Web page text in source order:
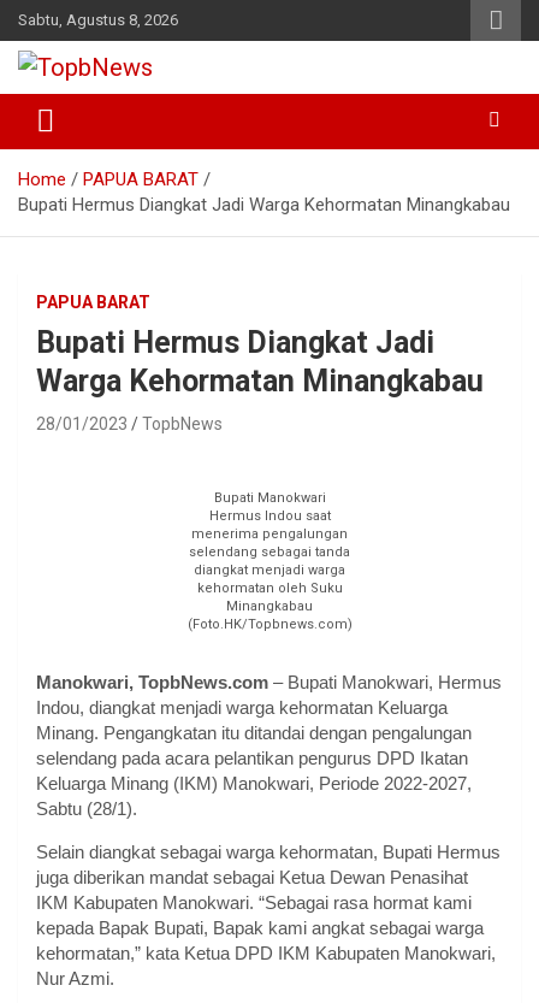
Skip
to
content
Sabtu, Agustus 8, 2026
Home
PAPUA BARAT
Bupati Hermus Diangkat Jadi Warga Kehormatan Minangkabau
PAPUA BARAT
Bupati Hermus Diangkat Jadi
Warga Kehormatan Minangkabau
28/01/2023 TopbNews
Bupati Manokwari
Hermus Indou saat
menerima pengalungan
selendang sebagai tanda
diangkat menjadi warga
kehormatan oleh Suku
Minangkabau
(Foto.HK/Topbnews.com)
Manokwari, TopbNews.com – Bupati Manokwari, Hermus
Indou, diangkat menjadi warga kehormatan Keluarga
Minang. Pengangkatan itu ditandai dengan pengalungan
selendang pada acara pelantikan pengurus DPD Ikatan
Keluarga Minang (IKM) Manokwari, Periode 2022-2027,
Sabtu (28/1).
Selain diangkat sebagai warga kehormatan, Bupati Hermus
juga diberikan mandat sebagai Ketua Dewan Penasihat
IKM Kabupaten Manokwari. “Sebagai rasa hormat kami
kepada Bapak Bupati, Bapak kami angkat sebagai warga
kehormatan,” kata Ketua DPD IKM Kabupaten Manokwari,
Nur Azmi.